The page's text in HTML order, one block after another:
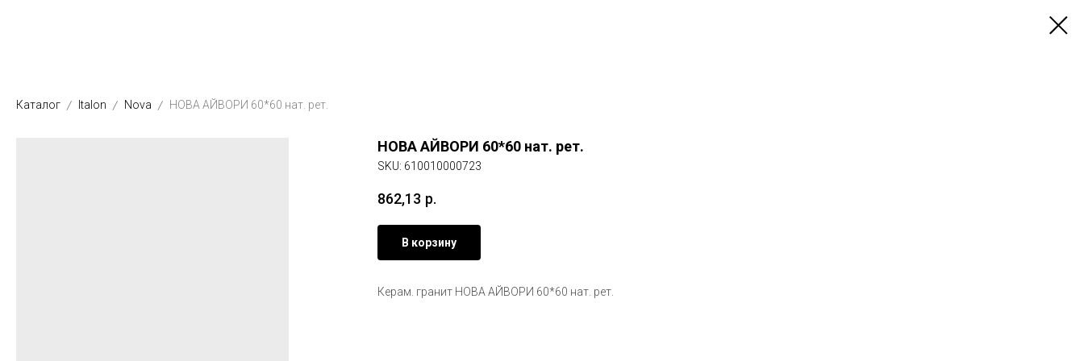
Каталог Italon Nova НОВА АЙВОРИ 60*60 нат. рет.
НОВА АЙВОРИ 60*60 нат. рет.
SKU: 610010000723
862,13 р.
В корзину
Керам. гранит НОВА АЙВОРИ 60*60 нат. рет.